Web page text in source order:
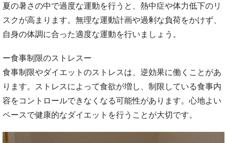
夏の暑さの中で過度な運動を行うと、熱中症や体力低下のリ
スクが高まります。無理な運動計画や過剰な負荷をかけず、
自身の体調に合った適度な運動を行いましょう。
ー食事制限のストレスー
食事制限やダイエットのストレスは、逆効果に働くことがあ
ります。ストレスによって食欲が増し、制限している食事内
容をコントロールできなくなる可能性があります。心地よい
ペースで健康的なダイエットを行うことが大切です。